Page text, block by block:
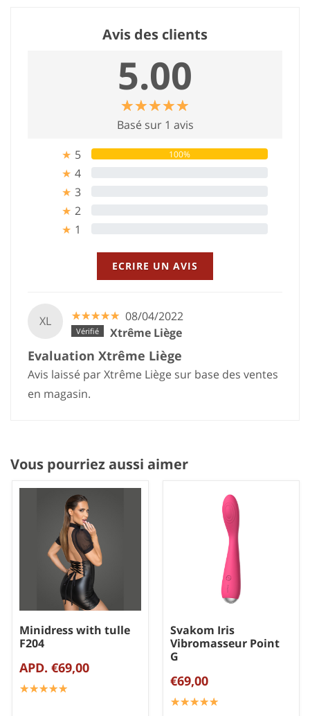
Avis des clients
5.00
☆☆☆☆☆
★★★★★
Basé sur 1 avis
★ 5 100%
★ 4
★ 3
★ 2
★ 1
ECRIRE UN AVIS
XL ☆☆☆☆☆
★★★★★ 08/04/2022
Xtrême Liège
Evaluation Xtrême Liège
Avis laissé par Xtrême Liège sur base des ventes
en magasin.
Vous pourriez aussi aimer
Minidress with tulle
F204
APD. €69,00
☆☆☆☆☆
★★★★★
Svakom Iris
Vibromasseur Point
G
€69,00
☆☆☆☆☆
★★★★★